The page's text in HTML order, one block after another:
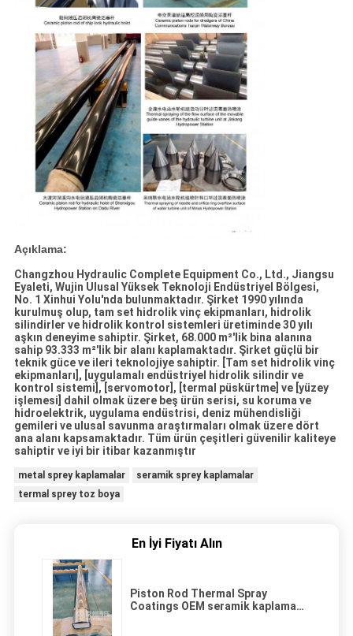
Açıklama:
Changzhou Hydraulic Complete Equipment Co., Ltd., Jiangsu
Eyaleti, Wujin Ulusal Yüksek Teknoloji Endüstriyel Bölgesi,
No. 1 Xinhui Yolu'nda bulunmaktadır. Şirket 1990 yılında
kurulmuş olup, tam set hidrolik vinç ekipmanları, hidrolik
silindirler ve hidrolik kontrol sistemleri üretiminde 30 yılı
aşkın deneyime sahiptir. Şirket, 68.000 m²'lik bina alanına
sahip 93.333 m²'lik bir alanı kaplamaktadır. Şirket güçlü bir
teknik güce ve ileri teknolojiye sahiptir. [Tam set hidrolik vinç
ekipmanları], [uygulamalı endüstriyel hidrolik silindir ve
kontrol sistemi], [servomotor], [termal püskürtme] ve [yüzey
işlemesi] dahil olmak üzere beş ürün serisi, su koruma ve
hidroelektrik, uygulama endüstrisi, deniz mühendisliği
gemileri ve ulusal savunma araştırmaları olmak üzere dört
ana alanı kapsamaktadır. Tüm ürün çeşitleri güvenilir kaliteye
sahiptir ve iyi bir itibar kazanmıştır
metal sprey kaplamalar
seramik sprey kaplamalar
termal sprey toz boya
En İyi Fiyatı Alın
Piston Rod Thermal Spray
Coatings OEM seramik kaplama